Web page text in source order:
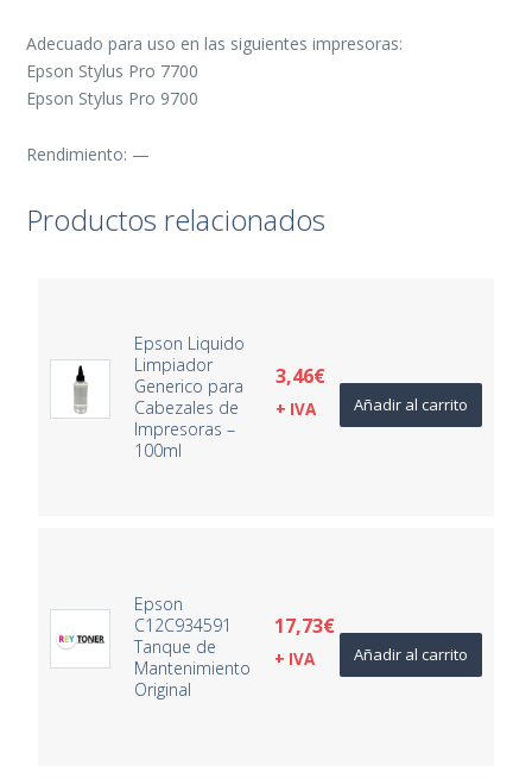
Adecuado para uso en las siguientes impresoras:
Epson Stylus Pro 7700
Epson Stylus Pro 9700
Rendimiento: —
Productos relacionados
Epson Liquido
Limpiador
Generico para
Cabezales de
Impresoras –
100ml
3,46€
+ IVA Añadir al carrito
Epson
C12C934591
Tanque de
Mantenimiento
Original
17,73€
+ IVA Añadir al carrito